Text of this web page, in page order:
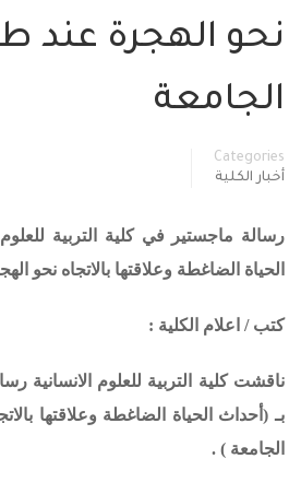
نحو الهجرة عند
الجامعة
Categories
أخبار الكلية
رسالة ماجستير في كلية التربية
الحياة الضاغطة وعلاقتها بالاتجاه نحو
كتب / اعلام الكلية :
ناقشت كلية التربية للعلوم الانسانية
بـ (أحداث الحياة الضاغطة وعلاقتها
الجامعة ) .